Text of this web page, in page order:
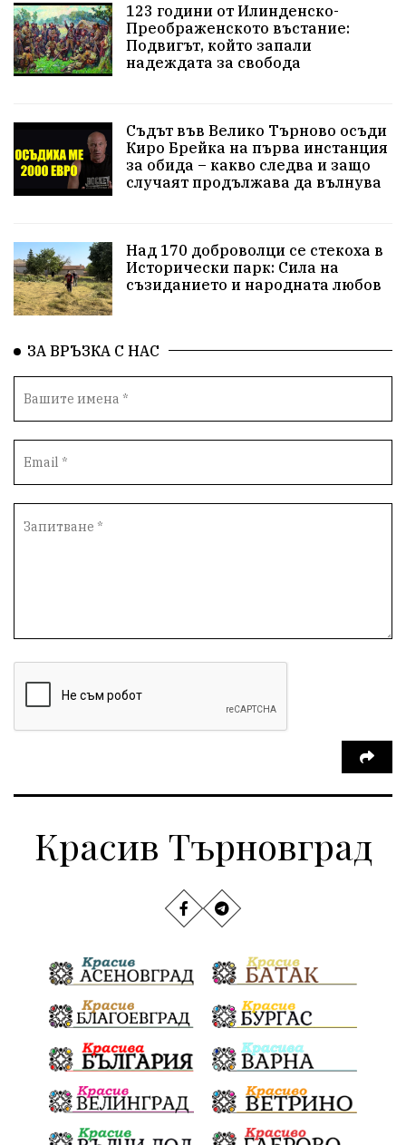
123 години от Илинденско-
Преображенското въстание:
Подвигът, който запали
надеждата за свобода
Съдът във Велико Търново осъди
Киро Брейка на първа инстанция
за обида – какво следва и защо
случаят продължава да вълнува
Над 170 доброволци се стекоха в
Исторически парк: Сила на
съзиданието и народната любов
ЗА ВРЪЗКА С НАС
Красив Търновград